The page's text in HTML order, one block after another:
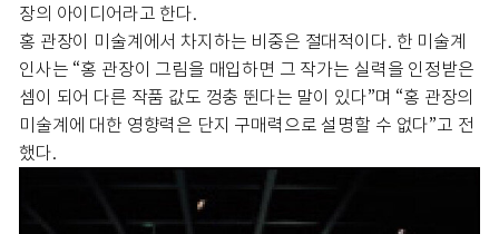
장의 아이디어라고 한다.
홍 관장이 미술계에서 차지하는 비중은 절대적이다. 한 미술계
인사는 “홍 관장이 그림을 매입하면 그 작가는 실력을 인정받은
셈이 되어 다른 작품 값도 껑충 뛴다는 말이 있다”며 “홍 관장의
미술계에 대한 영향력은 단지 구매력으로 설명할 수 없다”고 전
했다.